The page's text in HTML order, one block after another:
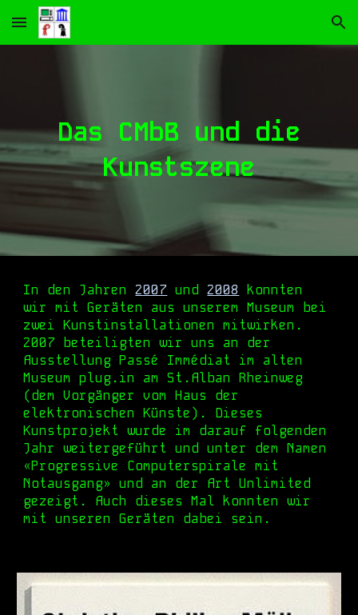
Skip to main content Skip to navigation
Das CMbB und die
Kunstszene
In den Jahren2007 und2008
konnten
wir mit Geräten aus unserem Museum bei
zwei Kunstinstallationen mitwirken.
2007 beteiligten wir uns an der
Ausstellung Passé Immédiat im alten
Museum plug.in am St.Alban Rheinweg
(dem Vorgänger vom Haus der
elektronischen Künste). Dieses
Kunstprojekt wurde im darauf folgenden
Jahr weitergeführt und unter dem Namen
«Progressive Computerspirale mit
Notausgang» und an der Art Unlimited
gezeigt. Auch dieses Mal konnten wir
mit unseren Geräten dabei sein.